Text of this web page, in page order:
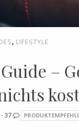
, LIFESTYLE
–
37